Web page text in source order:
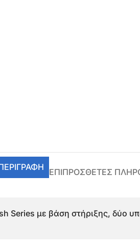
ΕΠΙΠΡΌΣΘΕΤΕΣ
Series με βάση στήριξης, δύο